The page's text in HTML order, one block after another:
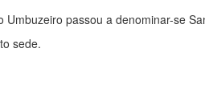
passou a denominar-se
sede.